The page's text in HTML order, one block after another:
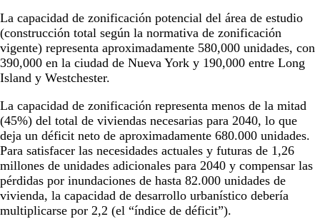
La capacidad de zonificación potencial del área de estudio
(construcción total según la normativa de zonificación
vigente) representa aproximadamente 580,000 unidades, con
390,000 en la ciudad de Nueva York y 190,000 entre Long
Island y Westchester.
La capacidad de zonificación representa menos de la mitad
(45%) del total de viviendas necesarias para 2040, lo que
deja un déficit neto de aproximadamente 680.000 unidades.
Para satisfacer las necesidades actuales y futuras de 1,26
millones de unidades adicionales para 2040 y compensar las
pérdidas por inundaciones de hasta 82.000 unidades de
vivienda, la capacidad de desarrollo urbanístico debería
multiplicarse por 2,2 (el “índice de déficit”).